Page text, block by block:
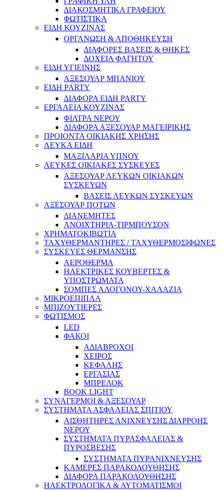
ΔΙΑΚΟΣΜΗΤΙΚΑ ΓΡΑΦΕΙΟΥ
ΦΩΤΙΣΤΙΚΑ
ΕΙΔΗ ΚΟΥΖΙΝΑΣ
ΟΡΓΑΝΩΣΗ & ΑΠΟΘΗΚΕΥΣΗ
ΔΙΑΦΟΡΕΣ ΒΑΣΕΙΣ & ΘΗΚΕΣ
ΔΟΧΕΙΑ ΦΑΓΗΤΟΥ
ΕΙΔΗ ΥΓΙΕΙΝΗΣ
ΑΞΕΣΟΥΑΡ ΜΠΑΝΙΟΥ
ΕΙΔΗ PARTY
ΔΙΑΦΟΡΑ ΕΙΔΗ PARTY
ΕΡΓΑΛΕΙΑ ΚΟΥΖΙΝΑΣ
ΦΙΛΤΡΑ ΝΕΡΟΥ
ΔΙΑΦΟΡΑ ΑΞΕΣΟΥΑΡ ΜΑΓΕΙΡΙΚΗΣ
ΠΡΟΙΟΝΤΑ ΟΙΚΙΑΚΗΣ ΧΡΗΣΗΣ
ΛΕΥΚΑ ΕΙΔΗ
ΜΑΞΙΛΑΡΙΑ ΥΠΝΟΥ
ΛΕΥΚΕΣ ΟΙΚΙΑΚΕΣ ΣΥΣΚΕΥΕΣ
ΑΞΕΣΟΥΑΡ ΛΕΥΚΩΝ ΟΙΚΙΑΚΩΝ
ΣΥΣΚΕΥΩΝ
ΒΑΣΕΙΣ ΛΕΥΚΩΝ ΣΥΣΚΕΥΩΝ
ΑΞΕΣΟΥΑΡ ΠΟΤΩΝ
ΔΙΑΝΕΜΗΤΕΣ
ΑΝΟΙΧΤΗΡΙΑ-ΤΙΡΜΠΟΥΣΟΝ
ΧΡΗΜΑΤΟΚΙΒΩΤΙΑ
ΤΑΧΥΘΕΡΜΑΝΤΗΡΕΣ / ΤΑΧΥΘΕΡΜΟΣΙΦΩΝΕΣ
ΣΥΣΚΕΥΕΣ ΘΕΡΜΑΝΣΗΣ
ΑΕΡΟΘΕΡΜΑ
ΗΛΕΚΤΡΙΚΕΣ ΚΟΥΒΕΡΤΕΣ &
ΥΠΟΣΤΡΩΜΑΤΑ
ΣΟΜΠΕΣ ΑΛΟΓΟΝΟΥ-ΧΑΛΑΖΙΑ
ΜΙΚΡΟΕΠΙΠΛΑ
ΜΠΙΖΟΥΤΙΕΡΕΣ
ΦΩΤΙΣΜΟΣ
LED
ΦΑΚΟΙ
ΑΔΙΑΒΡΟΧΟΙ
ΧΕΙΡΟΣ
ΚΕΦΑΛΗΣ
ΕΡΓΑΣΙΑΣ
ΜΠΡΕΛΟΚ
BOOK LIGHT
ΣΥΝΑΓΕΡΜΟΙ & ΑΞΕΣΟΥΑΡ
ΣΥΣΤΗΜΑΤΑ ΑΣΦΑΛΕΙΑΣ ΣΠΙΤΙΟΥ
ΑΙΣΘΗΤΗΡΕΣ ΑΝΙΧΝΕΥΣΗΣ ΔΙΑΡΡΟΗΣ
ΝΕΡΟΥ
ΣΥΣΤΗΜΑΤΑ ΠΥΡΑΣΦΑΛΕΙΑΣ &
ΠΥΡΟΣΒΕΣΗΣ
ΣΥΣΤΗΜΑΤΑ ΠΥΡΑΝΙΧΝΕΥΣΗΣ
ΚΑΜΕΡΕΣ ΠΑΡΑΚΟΛΟΥΘΗΣΗΣ
ΔΙΑΦΟΡΑ ΠΑΡΑΚΟΛΟΥΘΗΣΗΣ
ΗΛΕΚΤΡΟΛΟΓΙΚΑ & ΑΥΤΟΜΑΤΙΣΜΟΙ